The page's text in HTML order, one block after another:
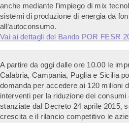
anche mediante l’impiego di mix
sistemi di produzione di energia da
all’autoconsumo.
Vai ai dettagli del Bando POR FESR
A partire da oggi dalle ore 10.00 le
Calabria, Campania, Puglia e Sicilia
domanda per accedere ai 120 milioni
interventi per la riduzione dei
stanziate dal Decreto 24 aprile 2015,
crescita e il rilancio competitivo le